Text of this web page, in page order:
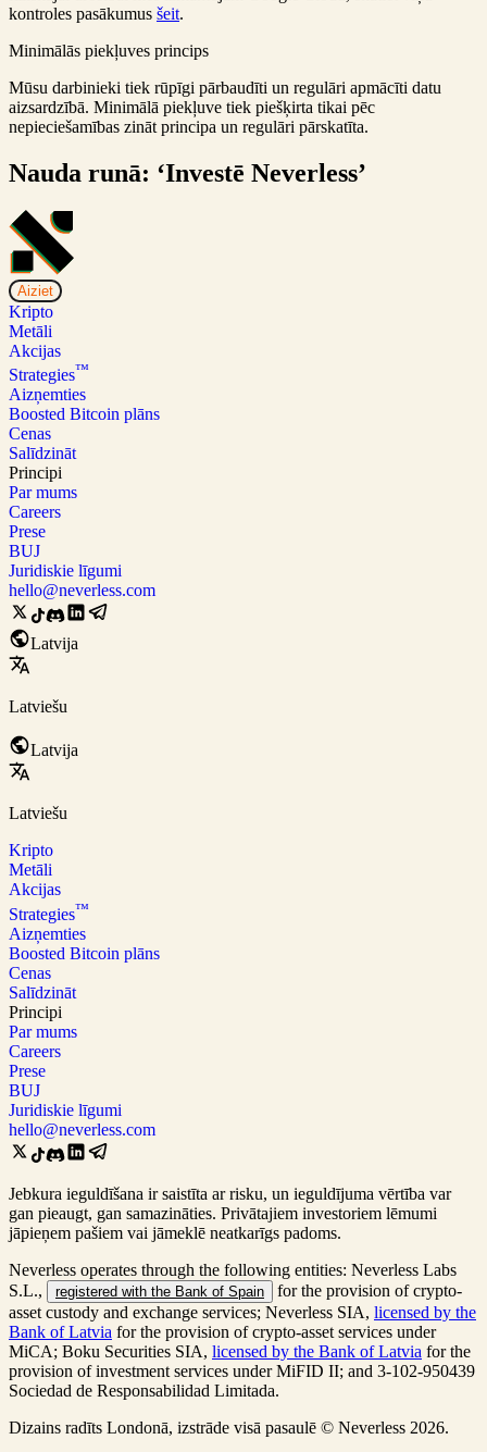
kontroles pasākumus šeit.
Minimālās piekļuves princips
Mūsu darbinieki tiek rūpīgi pārbaudīti un regulāri apmācīti datu
aizsardzībā. Minimālā piekļuve tiek piešķirta tikai pēc
nepieciešamības zināt principa un regulāri pārskatīta.
Nauda runā: ‘Investē Neverless’
Aiziet
Kripto
Metāli
Akcijas
Strategies™
Aizņemties
Boosted Bitcoin plāns
Cenas
Salīdzināt
Principi
Par mums
Careers
Prese
BUJ
Juridiskie līgumi
hello@neverless.com
Latvija
Latviešu
Latvija
Latviešu
Kripto
Metāli
Akcijas
Strategies™
Aizņemties
Boosted Bitcoin plāns
Cenas
Salīdzināt
Principi
Par mums
Careers
Prese
BUJ
Juridiskie līgumi
hello@neverless.com
Jebkura ieguldīšana ir saistīta ar risku, un ieguldījuma vērtība var
gan pieaugt, gan samazināties. Privātajiem investoriem lēmumi
jāpieņem pašiem vai jāmeklē neatkarīgs padoms.
Neverless operates through the following entities: Neverless Labs
S.L.,
registered with the Bank of Spain
for the provision of crypto-
asset custody and exchange services; Neverless SIA, licensed by the
Bank of Latvia for the provision of crypto-asset services under
MiCA; Boku Securities SIA, licensed by the Bank of Latvia for the
provision of investment services under MiFID II; and 3-102-950439
Sociedad de Responsabilidad Limitada.
Dizains radīts Londonā, izstrāde visā pasaulē © Neverless 2026.